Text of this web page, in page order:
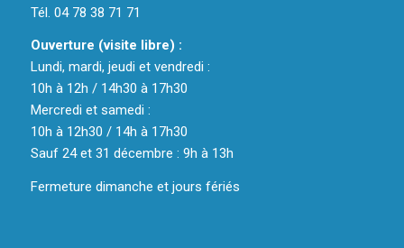
Tél. 04 78 38 71 71
Ouverture (visite libre) :
Lundi, mardi, jeudi et vendredi :
10h à 12h / 14h30 à 17h30
Mercredi et samedi :
10h à 12h30 / 14h à 17h30
Sauf 24 et 31 décembre : 9h à 13h
Fermeture dimanche et jours fériés